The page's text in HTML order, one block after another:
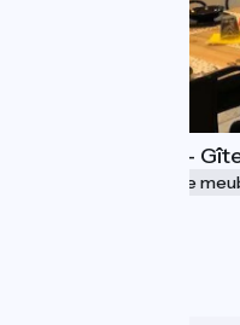
La Tranquilitude -
Gîtes et locations de